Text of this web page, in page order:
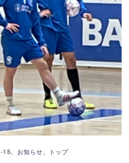
18、 お知らせ、 トップ